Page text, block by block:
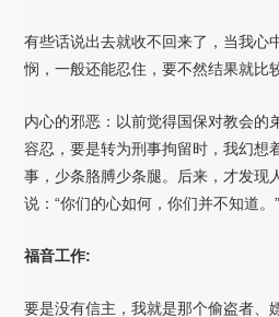
有些话说出去就收不回来了，当我心
悯，一般还能忍住，要不然结果就比
内心的邪恶：以前觉得国保对教会的
容忍，要是转为刑事拘留时，我幻想
事，少条胳膊少条腿。后来，才发现
说：“你们的心如何，你们并不知道。
福音工作:
要是没有信主，我就是那个偷盗者、